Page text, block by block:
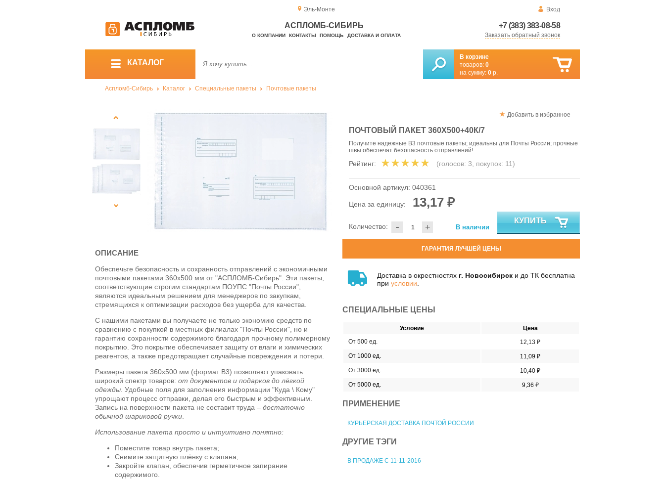
Эль-Монте Вход
+7 (383) 383-08-58
Заказать обратный звонок
АСПЛОМБ-СИБИРЬ
О КОМПАНИИ КОНТАКТЫ ПОМОЩЬ ДОСТАВКА И ОПЛАТА
КАТАЛОГ
В корзине
товаров: 0
на сумму: 0 р.
Аспломб-Сибирь Каталог Специальные пакеты Почтовые пакеты
Добавить в избранное
ПОЧТОВЫЙ ПАКЕТ 360Х500+40К/7
Получите надежные B3 почтовые пакеты; идеальны для Почты России; прочные
швы обеспечат безопасность отправлений!
Рейтинг: (голосов: 3, покупок: 11)
Основной артикул: 040361
Цена за единицу: 13,17 ₽
- +
Количество: В наличии
КУПИТЬ
ГАРАНТИЯ ЛУЧШЕЙ ЦЕНЫ
Доставка в окрестностях г. Новосибирск и до ТК бесплатна
при условии
СПЕЦИАЛЬНЫЕ ЦЕНЫ
Условие
Цена
От 500 ед.
12,13 ₽
От 1000 ед.
11,09 ₽
От 3000 ед.
10,40 ₽
От 5000 ед.
9,36 ₽
ПРИМЕНЕНИЕ
КУРЬЕРСКАЯ ДОСТАВКА ПОЧТОЙ РОССИИ
ДРУГИЕ ТЭГИ
В ПРОДАЖЕ С 11-11-2016
ОПИСАНИЕ
Обеспечьте безопасность и сохранность отправлений с экономичными
почтовыми пакетами 360х500 мм от "АСПЛОМБ-Сибирь". Эти пакеты,
соответствующие строгим стандартам ПОУПС "Почты России",
являются идеальным решением для менеджеров по закупкам,
стремящихся к оптимизации расходов без ущерба для качества.
С нашими пакетами вы получаете не только экономию средств по
сравнению с покупкой в местных филиалах "Почты России", но и
гарантию сохранности содержимого благодаря прочному полимерному
покрытию. Это покрытие обеспечивает защиту от влаги и химических
реагентов, а также предотвращает случайные повреждения и потери.
Размеры пакета 360х500 мм (формат В3) позволяют упаковать
широкий спектр товаров: от документов и подарков до лёгкой
одежды . Удобные поля для заполнения информации "Куда \ Кому"
упрощают процесс отправки, делая его быстрым и эффективным.
Запись на поверхности пакета не составит труда – достаточно
обычной шариковой ручки
Использование пакета просто и интуитивно понятно:
Поместите товар внутрь пакета;
Снимите защитную плёнку с клапана;
Закройте клапан, обеспечив герметичное запирание
содержимого.